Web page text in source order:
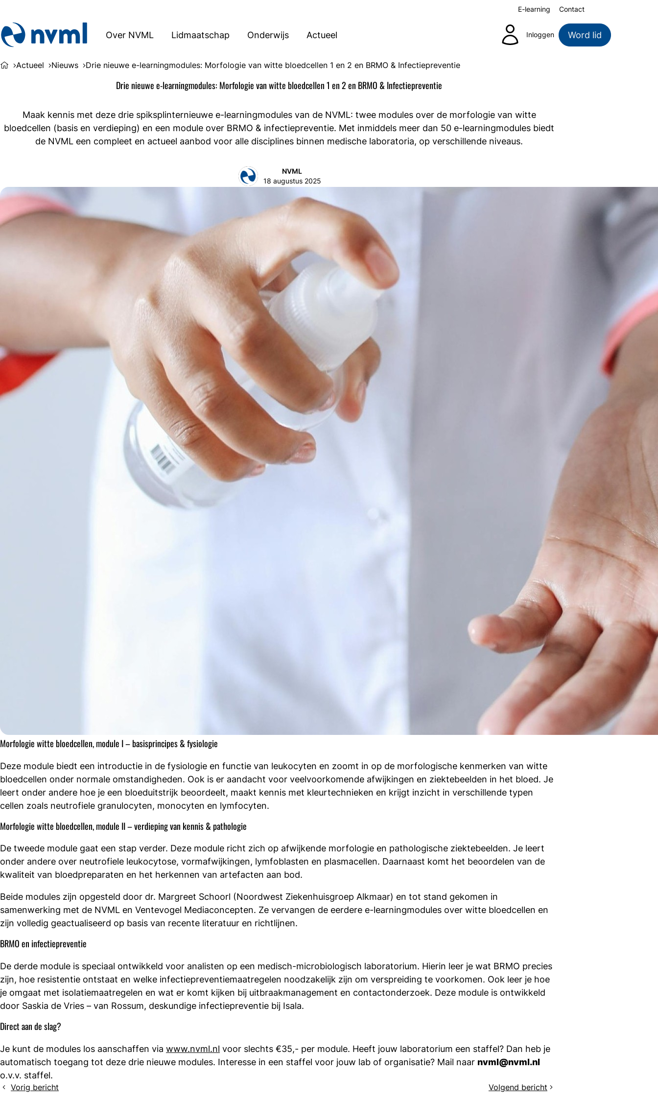
Over NVML Lidmaatschap Onderwijs Actueel Inloggen Word lid
E-learning Contact
Actueel Nieuws Drie nieuwe e-learningmodules: Morfologie van witte bloedcellen 1 en 2 en BRMO & Infectiepreventie
Drie nieuwe e-learningmodules: Morfologie van witte bloedcellen 1 en 2 en BRMO & Infectiepreventie
Maak kennis met deze drie spiksplinternieuwe e-learningmodules van de NVML: twee modules over de morfologie van witte
bloedcellen (basis en verdieping) en een module over BRMO & infectiepreventie. Met inmiddels meer dan 50 e-learningmodules biedt
de NVML een compleet en actueel aanbod voor alle disciplines binnen medische laboratoria, op verschillende niveaus.
NVML
18 augustus 2025
Morfologie witte bloedcellen, module I – basisprincipes & fysiologie
Deze module biedt een introductie in de fysiologie en functie van leukocyten en zoomt in op de morfologische kenmerken van witte
bloedcellen onder normale omstandigheden. Ook is er aandacht voor veelvoorkomende afwijkingen en ziektebeelden in het bloed. Je
leert onder andere hoe je een bloeduitstrijk beoordeelt, maakt kennis met kleurtechnieken en krijgt inzicht in verschillende typen
cellen zoals neutrofiele granulocyten, monocyten en lymfocyten.
Morfologie witte bloedcellen, module II – verdieping van kennis & pathologie
De tweede module gaat een stap verder. Deze module richt zich op afwijkende morfologie en pathologische ziektebeelden. Je leert
onder andere over neutrofiele leukocytose, vormafwijkingen, lymfoblasten en plasmacellen. Daarnaast komt het beoordelen van de
kwaliteit van bloedpreparaten en het herkennen van artefacten aan bod.
Beide modules zijn opgesteld door dr. Margreet Schoorl (Noordwest Ziekenhuisgroep Alkmaar) en tot stand gekomen in
samenwerking met de NVML en Ventevogel Mediaconcepten. Ze vervangen de eerdere e-learningmodules over witte bloedcellen en
zijn volledig geactualiseerd op basis van recente literatuur en richtlijnen.
BRMO en infectiepreventie
De derde module is speciaal ontwikkeld voor analisten op een medisch-microbiologisch laboratorium. Hierin leer je wat BRMO precies
zijn, hoe resistentie ontstaat en welke infectiepreventiemaatregelen noodzakelijk zijn om verspreiding te voorkomen. Ook leer je hoe
je omgaat met isolatiemaatregelen en wat er komt kijken bij uitbraakmanagement en contactonderzoek. Deze module is ontwikkeld
door Saskia de Vries – van Rossum, deskundige infectiepreventie bij Isala.
Direct aan de slag?
Je kunt de modules los aanschaffen via www.nvml.nl voor slechts €35,- per module. Heeft jouw laboratorium een staffel? Dan heb je
automatisch toegang tot deze drie nieuwe modules. Interesse in een staffel voor jouw lab of organisatie? Mail naar nvml@nvml.nl
o.v.v. staffel.
Vorig bericht
Definitieve
Volgend bericht
Online